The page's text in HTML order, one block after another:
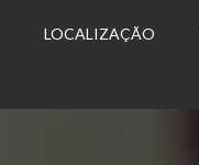
LOCALIZAÇÃO